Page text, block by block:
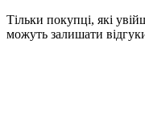
Тільки покупці, які
можуть залишати